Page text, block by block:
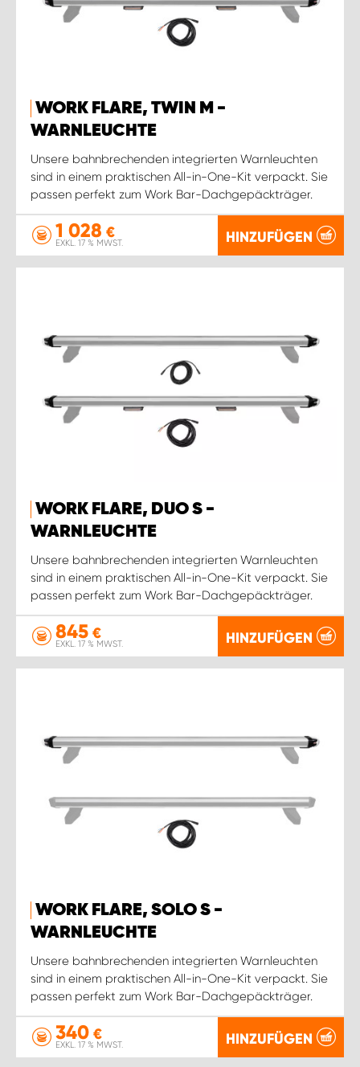
WORK FLARE, TWIN M -
WARNLEUCHTE
Unsere bahnbrechenden integrierten Warnleuchten
sind in einem praktischen All-in-One-Kit verpackt. Sie
passen perfekt zum Work Bar-Dachgepäckträger.
1 028 €
EXKL. 17 % MWST. HINZUFÜGEN
WORK FLARE, DUO S -
WARNLEUCHTE
Unsere bahnbrechenden integrierten Warnleuchten
sind in einem praktischen All-in-One-Kit verpackt. Sie
passen perfekt zum Work Bar-Dachgepäckträger.
845 €
EXKL. 17 % MWST. HINZUFÜGEN
WORK FLARE, SOLO S -
WARNLEUCHTE
Unsere bahnbrechenden integrierten Warnleuchten
sind in einem praktischen All-in-One-Kit verpackt. Sie
passen perfekt zum Work Bar-Dachgepäckträger.
340 €
EXKL. 17 % MWST. HINZUFÜGEN